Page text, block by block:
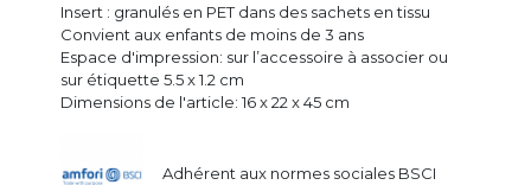
Insert : granulés en PET dans des sachets en tissu
Convient aux enfants de moins de 3 ans
Espace d'impression: sur l’accessoire à associer ou
sur étiquette 5.5 x 1.2 cm
Dimensions de l'article: 16 x 22 x 45 cm
Adhérent aux normes sociales BSCI